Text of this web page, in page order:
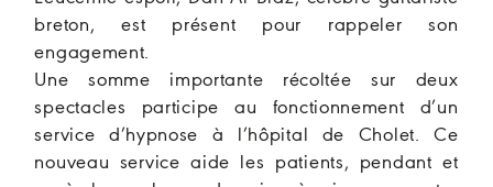
breton, est présent pour rappeler son
engagement.
Une somme importante récoltée sur deux
spectacles participe au fonctionnement d’un
service d’hypnose à l’hôpital de Cholet. Ce
nouveau service aide les patients, pendant et